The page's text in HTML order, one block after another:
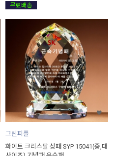
그린피플
화이트 크리스탈 상패 SYP 15041(중,대